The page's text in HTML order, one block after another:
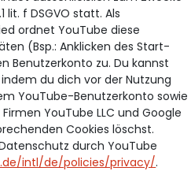
lit. f DSGVO statt. Als
ordnet YouTube diese
(Bsp.: Anklicken des Start-
Benutzerkonto zu. Du kannst
du dich vor der Nutzung
YouTube-Benutzerkonto sowie
YouTube LLC und Google
Cookies löschst.
durch YouTube
intl/de/policies/privacy/.